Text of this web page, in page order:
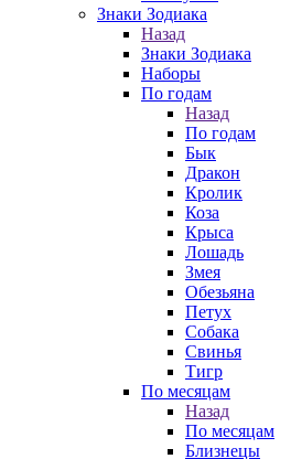
Знаки Зодиака
Назад
Знаки Зодиака
Наборы
По годам
Назад
По годам
Бык
Дракон
Кролик
Коза
Крыса
Лошадь
Змея
Обезьяна
Петух
Собака
Свинья
Тигр
По месяцам
Назад
По месяцам
Близнецы